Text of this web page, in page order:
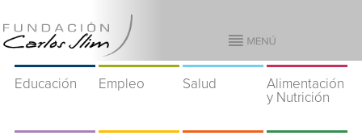
Educación Empleo Salud
Alimentación
y Nutrición